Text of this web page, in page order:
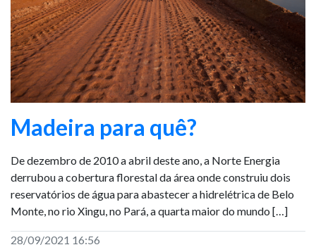
Madeira para quê?
De dezembro de 2010 a abril deste ano, a Norte Energia
derrubou a cobertura florestal da área onde construiu dois
reservatórios de água para abastecer a hidrelétrica de Belo
Monte, no rio Xingu, no Pará, a quarta maior do mundo […]
28/09/2021 16:56